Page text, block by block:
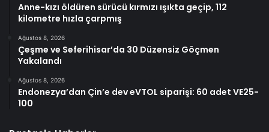
Anne-kızı öldüren sürücü kırmızı ışıkta geçip, 112
kilometre hızla çarpmış
Ağustos 8, 2026
Çeşme ve Seferihisar’da 30 Düzensiz Göçmen
Yakalandı
Ağustos 8, 2026
Endonezya’dan Çin’e dev eVTOL siparişi: 60 adet VE25-
100